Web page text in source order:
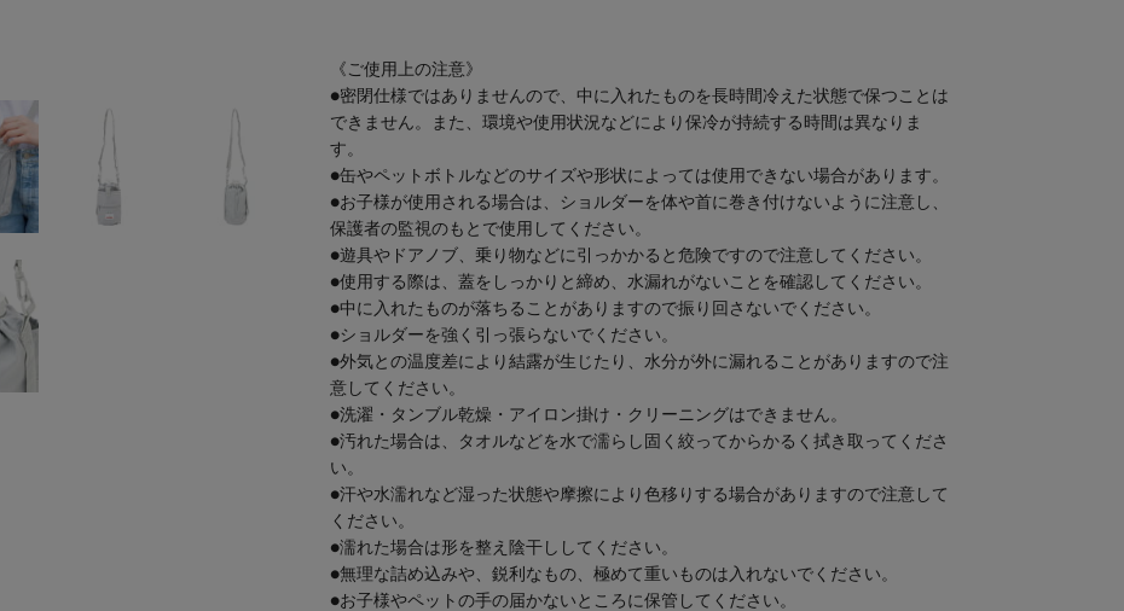
《ご使用上の注意》
●密閉仕様ではありませんので、中に入れたものを長時間冷えた状態で保つことは
できません。また、環境や使用状況などにより保冷が持続する時間は異なりま
す。
●缶やペットボトルなどのサイズや形状によっては使用できない場合があります。
●お子様が使用される場合は、ショルダーを体や首に巻き付けないように注意し、
保護者の監視のもとで使用してください。
●遊具やドアノブ、乗り物などに引っかかると危険ですので注意してください。
●使用する際は、蓋をしっかりと締め、水漏れがないことを確認してください。
●中に入れたものが落ちることがありますので振り回さないでください。
●ショルダーを強く引っ張らないでください。
●外気との温度差により結露が生じたり、水分が外に漏れることがありますので注
意してください。
●洗濯・タンブル乾燥・アイロン掛け・クリーニングはできません。
●汚れた場合は、タオルなどを水で濡らし固く絞ってからかるく拭き取ってくださ
い。
●汗や水濡れなど湿った状態や摩擦により色移りする場合がありますので注意して
ください。
●濡れた場合は形を整え陰干ししてください。
●無理な詰め込みや、鋭利なもの、極めて重いものは入れないでください。
●お子様やペットの手の届かないところに保管してください。